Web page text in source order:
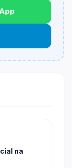
participantes
podem
na